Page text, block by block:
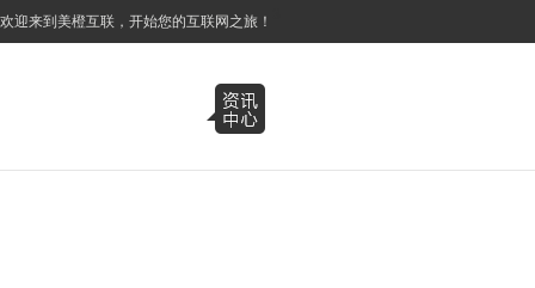
欢迎来到美橙互联，开始您的互联网之旅！